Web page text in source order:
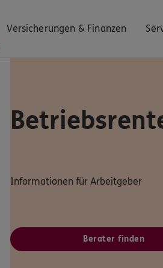
Versicherungen & Finanzen
027
Informationen für Arbeitgeber
Berater finden